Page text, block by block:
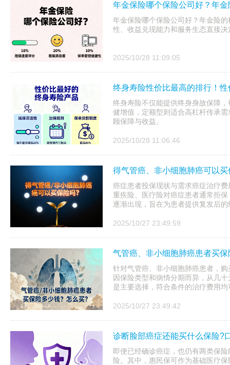
年金保险哪个保险公司好？年
年金保险哪个保险公司好？年金险
性、收益兑现能力和服务生态直接决
2025/10/28 11:09:05
终身寿险性价比最高的排行！
终身寿险不仅能提供终身身故保障
健增值，定额型则适合高杠杆传承
顾保障与收益。
2025/10/28 11:06:46
得气管癌、非小细胞肺癌可以
癌症患者投保现状与需求癌症治疗
重疾险、医疗险对癌症患者通常拒
逐渐出现，旨在为患者提供复发后的
2025/10/27 23:49:59
气管癌、非小细胞肺癌患者买
针对气管癌、非小细胞肺癌患者，
因保险类型和病情分期而异，从几
是主要选择，符合条件的治疗费用
2025/10/27 23:49:42
诊断脸部癌症还能买什么保险?
即便已经确诊癌症，也仍有两类保
险。其中，惠民保可作为基础医疗